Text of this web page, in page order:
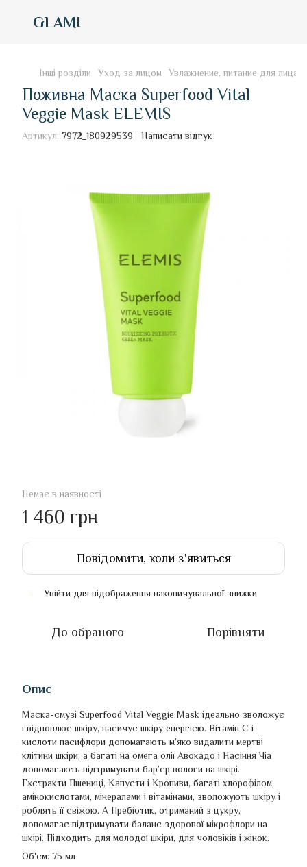
GLAMI
Інші розділи Уход за лицом Увлажнение, питание для лица
Поживна Маска Superfood Vital
Veggie Mask ELEMIS
Артикул: 7972_180929539 Написати відгук
Немає в наявності
1 460 грн
Повідомити, коли з'явиться
Увійти для відображення накопичувальної знижки
До обраного Порівняти
Опис
Маска-смузі Superfood Vital Veggie Mask ідеально зволожує
і відновлює шкіру, насичує шкіру енергією. Вітамін С і
кислоти пасифлори допомагають м’яко видалити мертві
клітини шкіри, а багаті на омега олії Авокадо і Насіння Чіа
допомагають підтримувати бар’єр вологи на шкірі.
Екстракти Пшениці, Капусти і Кропиви, багаті хлорофілом,
амінокислотами, мінералами і вітамінами, зволожують шкіру і
роблять її свіжою. А Пребіотик, отриманий з цукру,
допомагає підтримувати баланс здорової мікрофлори на
шкірі. Підходить для молодої шкіри, для чоловіків і жінок.
Об'єм: 75 мл